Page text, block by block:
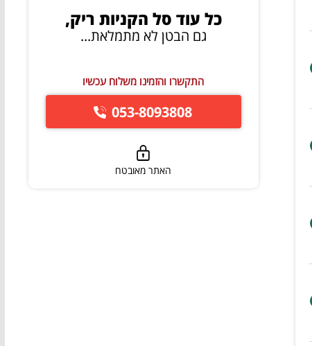
כל עוד סל הקניות ריק,
גם הבטן לא מתמלאת...
התקשרו והזמינו משלוח עכשיו
053-8093808
האתר מאובטח